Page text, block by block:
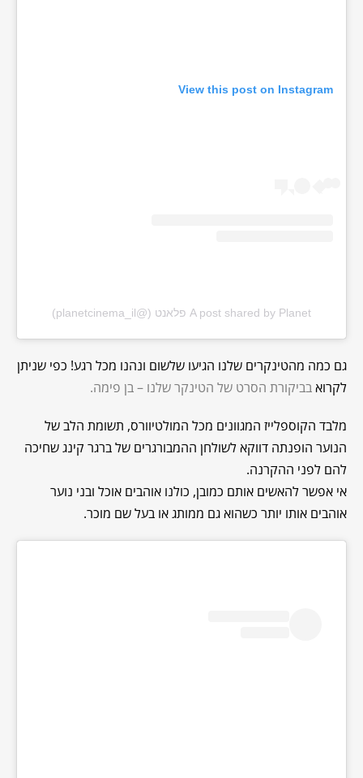
View this post on Instagram
A post shared by Planet פלאנט (@planetcinema_il)
גם כמה מהטינקרים שלנו הגיעו שלשום ונהנו מכל רגע! כפי שניתן
לקרואבביקורת הסרט של הטינקר שלנו – בן פימה.
מלבד הקוספלייז המגוונים מכל המולטיוורס, תשומת הלב של
הנוער הופנתה דווקא לשולחן ההמבורגרים של ברגר קינג שחיכה
להם לפני ההקרנה.
אי אפשר להאשים אותם כמובן, כולנו אוהבים אוכל ובני נוער
אוהבים אותו יותר כשהוא גם ממותג או בעל שם מוכר.